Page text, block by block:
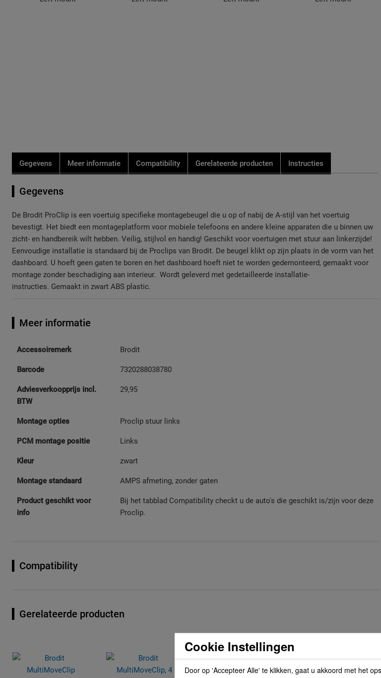
Gegevens
Meer informatie Compatibility Gerelateerde producten Instructies
Gegevens
De Brodit ProClip is een voertuig specifieke montagebeugel die u op of nabij de A-stijl van het voertuig
bevestigt. Het biedt een montageplatform voor mobiele telefoons en andere kleine apparaten die u binnen uw
zicht- en handbereik wilt hebben. Veilig, stijlvol en handig! Geschikt voor voertuigen met stuur aan linkerzijde!
Eenvoudige installatie is standaard bij de Proclips van Brodit. De beugel klikt op zijn plaats in de vorm van het
dashboard. U hoeft geen gaten te boren en het dashboard hoeft niet te worden gedemonteerd, gemaakt voor
montage zonder beschadiging aan interieur. Wordt geleverd met gedetailleerde installatie-
instructies. Gemaakt in zwart ABS plastic.
Meer informatie
Meer
Accessoiremerk Brodit
Barcode 7320288038780
Adviesverkoopprijs incl.
BTW
29,95
Montage opties Proclip stuur links
PCM montage positie Links
Kleur zwart
Montage standaard AMPS afmeting, zonder gaten
Product geschikt voor
info
Bij het tabblad Compatibility checkt u de auto's die geschikt is/zijn voor deze
Proclip.
Compatibility
Gerelateerde producten
Cookie Instellingen
Door op 'Accepteer Alle' te klikken, gaat u akkoord met het